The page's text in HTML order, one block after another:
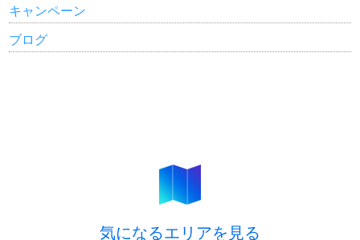
キャンペーン
ブログ
気になるエリアを見る